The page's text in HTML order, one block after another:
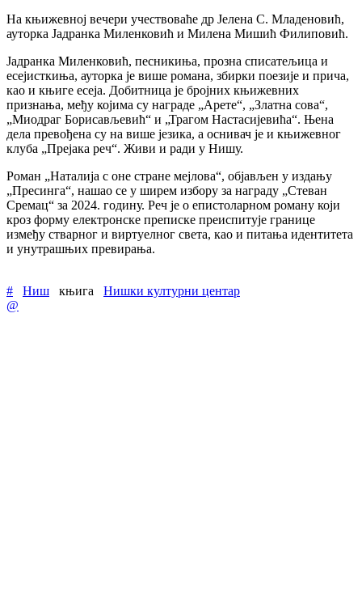
На књижевној вечери учествоваће др Јелена С. Младеновић,
ауторка Јадранка Миленковић и Милена Мишић Филиповић.
Јадранка Миленковић, песникиња, прозна списатељица и
есејисткиња, ауторка је више романа, збирки поезије и прича,
као и књиге есеја. Добитница је бројних књижевних
признања, међу којима су награде „Арете“, „Златна сова“,
„Миодраг Борисављевић“ и „Трагом Настасијевића“. Њена
дела превођена су на више језика, а оснивач је и књижевног
клуба „Прејака реч“. Живи и ради у Нишу.
Роман „Наталија с оне стране мејлова“, објављен у издању
„Пресинга“, нашао се у ширем избору за награду „Стеван
Сремац“ за 2024. годину. Реч је о епистоларном роману који
кроз форму електронске преписке преиспитује границе
између стварног и виртуелног света, као и питања идентитета
и унутрашњих превирања.
# Ниш књига
Нишки културни центар
@